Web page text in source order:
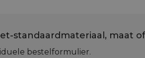
standaardmateriaal, maat
bestelformulier.